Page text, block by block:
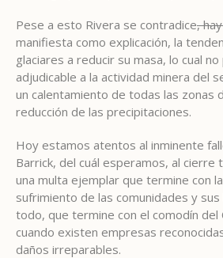
Pese a esto Rivera se contradice,
manifiesta como explicación, la
glaciares a reducir su masa, lo cual
adjudicable a la actividad minera del
un calentamiento de todas las zonas
reducción de las precipitaciones.
Hoy estamos atentos al inminente
Barrick, del cuál esperamos, al cierre
una multa ejemplar que termine con
sufrimiento de las comunidades y
todo, que termine con el comodín del
cuando existen empresas
daños irreparables.